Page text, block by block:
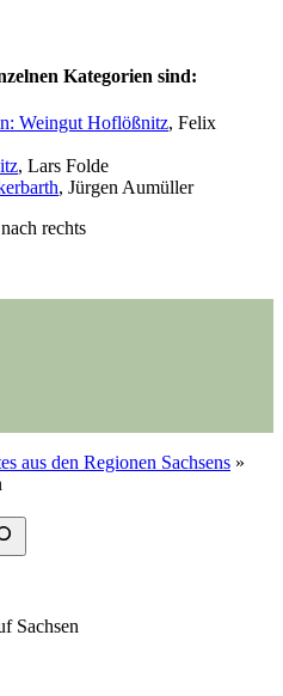
Kategorien sind:
Weingut Hoflößnitz, Felix
, Lars Folde
, Jürgen Aumüller
rechts
aus den Regionen Sachsens »